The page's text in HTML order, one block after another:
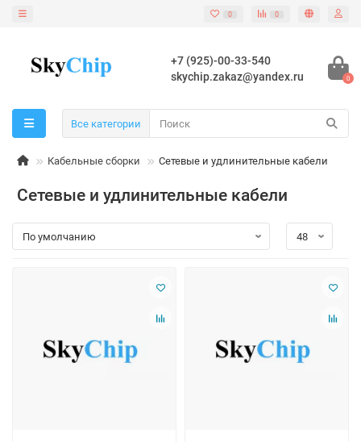
0 0
+7 (925)-00-33-540
skychip.zakaz@yandex.ru
0
Все категории
Кабельные сборки Сетевые и удлинительные кабели
Сетевые и удлинительные кабели